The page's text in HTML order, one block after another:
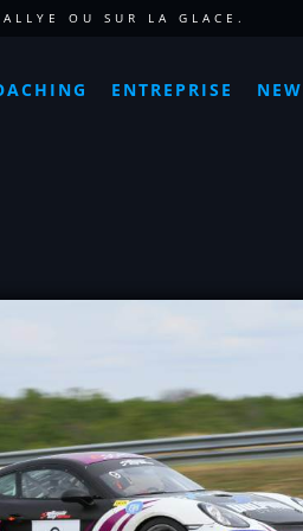
OU SUR LA GLACE.
ENTREPRISE